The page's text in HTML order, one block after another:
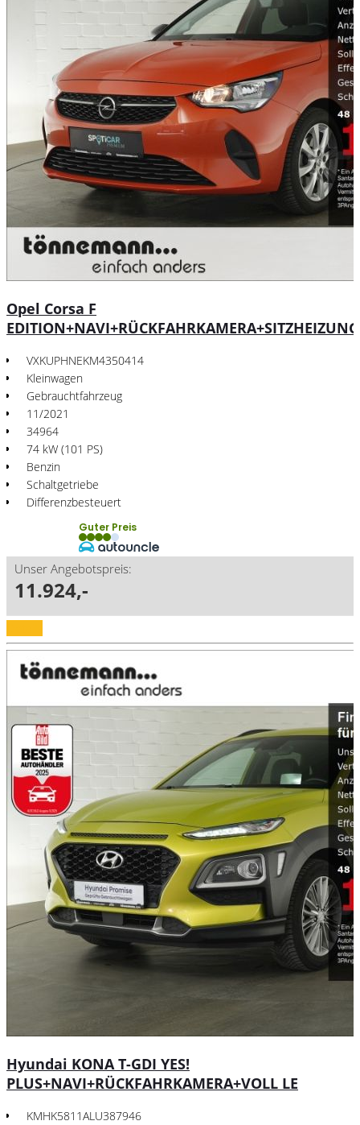
Opel Corsa F
VXKUPHNEKM4350414
Kleinwagen
Gebrauchtfahrzeug
11/2021
34964
74 kW (101 PS)
Benzin
Schaltgetriebe
Differenzbesteuert
Guter Preis
Unser Angebotspreis:
11.924,-
Hyundai KONA T-GDI YES!
PLUS+NAVI+RÜCKFAHRKAMERA+VOLL LE
KMHK5811ALU387946